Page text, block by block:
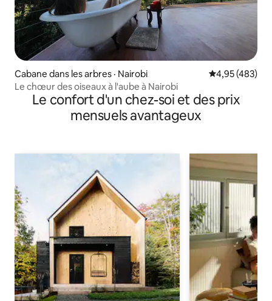
Cabane dans les arbres · Nairobi Note
4,95 (483)
Le chœur des oiseaux à l'aube à Nairobi
Le confort d'un chez-soi et des prix
mensuels avantageux